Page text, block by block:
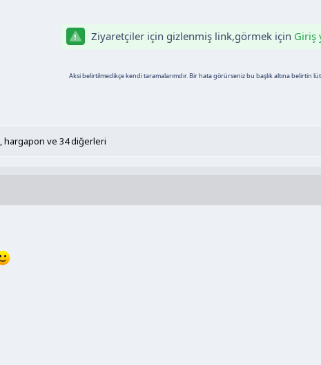
Ziyaretçiler için gizlenmiş link,görmek için Giriş
Aksi belirtilmedikçe kendi taramalarımdır. Bir hata görürseniz bu başlık altına belirtin
,hargapon ve 34 diğerleri